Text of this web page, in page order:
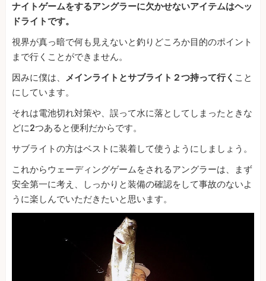
ナイトゲームをするアングラーに欠かせないアイテムはヘッ
ドライトです。
視界が真っ暗で何も見えないと釣りどころか目的のポイント
まで行くことができません。
因みに僕は、 メインライトとサブライト２つ持って行く こと
にしています。
それは電池切れ対策や、誤って水に落としてしまったときな
どに2つあると便利だからです。
サブライトの方はベストに装着して使うようにしましょう。
これからウェーディングゲームをされるアングラーは、まず
安全第一に考え、しっかりと装備の確認をして事故のないよ
うに楽しんでいただきたいと思います。